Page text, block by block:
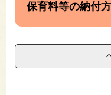
保育料等の納付